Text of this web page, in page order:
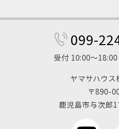
099-
受付 10:00～
ヤマサハウス
〒890-
鹿児島市与次郎